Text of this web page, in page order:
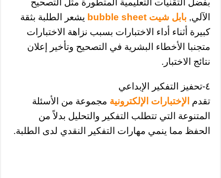
بفضل التقنيات التعليمية المتطورة مثل التصحيح
الآلي,بابل شيت bubble sheet يشعر الطلبة بثقة
كبيرة أثناء أداء الاختبارات بسبب نزاهة الاختبارات
متجنبا الأخطاء البشرية في التصحيح وتأخير إعلان
نتائج الاختبار.
٤-تحفيز التفكير الإبداعي
تقدم الإختبارات الإلكترونية مجموعة من الأسئلة
المتنوعة التي تتطلب التفكير والتحليل بدلاً من
الحفظ مما ينمي مهارات التفكير النقدي لدى الطلبة.